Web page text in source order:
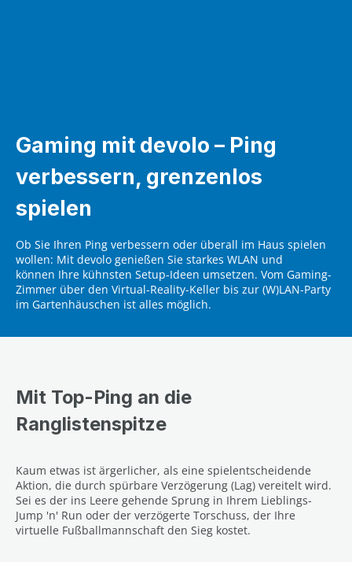
Gaming mit devolo – Ping
verbessern, grenzenlos
spielen
Ob Sie Ihren Ping verbessern oder überall im Haus spielen
wollen: Mit devolo genießen Sie starkes WLAN und
können Ihre kühnsten Setup-Ideen umsetzen. Vom Gaming-
Zimmer über den Virtual-Reality-Keller bis zur (W)LAN-Party
im Gartenhäuschen ist alles möglich.
Mit Top-Ping an die
Ranglistenspitze
Kaum etwas ist ärgerlicher, als eine spielentscheidende
Aktion, die durch spürbare Verzögerung (Lag) vereitelt wird.
Sei es der ins Leere gehende Sprung in Ihrem Lieblings-
Jump 'n' Run oder der verzögerte Torschuss, der Ihre
virtuelle Fußballmannschaft den Sieg kostet.